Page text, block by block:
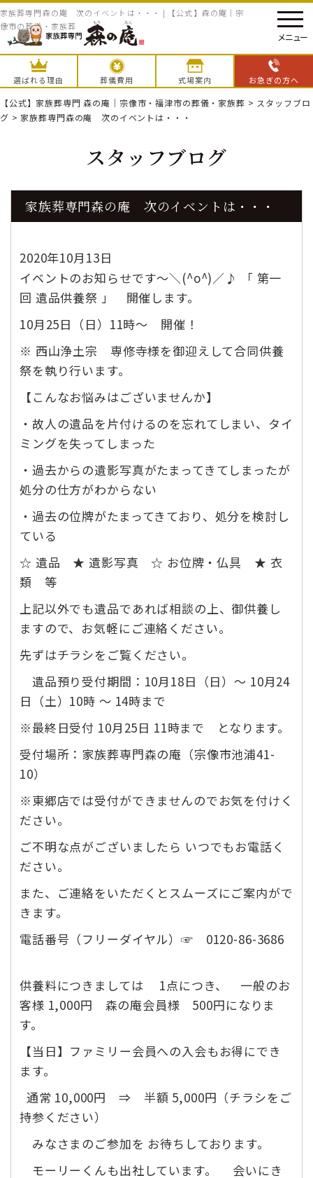
家族葬専門森の庵 次のイベントは・・・ | 【公式】森の庵｜宗
像市の葬儀・家族葬
選ばれる理由 葬儀費用 式場案内 お急ぎの方へ
メニュー
【公式】家族葬専門 森の庵｜宗像市・福津市の葬儀・家族葬 > スタッフブロ
グ > 家族葬専門森の庵 次のイベントは・・・
スタッフブログ
家族葬専門森の庵 次のイベントは・・・
2020年10月13日
イベントのお知らせです～＼(^o^)／♪ 「 第一
回 遺品供養祭 」 開催します。
10月25日（日）11時～ 開催！
※ 西山浄土宗 専修寺様を御迎えして合同供養
祭を執り行います。
【こんなお悩みはございませんか】
・故人の遺品を片付けるのを忘れてしまい、タイ
ミングを失ってしまった
・過去からの遺影写真がたまってきてしまったが
処分の仕方がわからない
・過去の位牌がたまってきており、処分を検討し
ている
☆ 遺品 ★ 遺影写真 ☆ お位牌・仏具 ★ 衣
類 等
上記以外でも遺品であれば相談の上、御供養し
ますので、お気軽にご連絡ください。
先ずはチラシをご覧ください。
遺品預り受付期間：10月18日（日）～ 10月24
日（土）10時 ～ 14時まで
※最終日受付 10月25日 11時まで となります。
受付場所：家族葬専門森の庵（宗像市池浦41-
10）
※東郷店では受付ができませんのでお気を付けく
ださい。
ご不明な点がございましたら いつでもお電話く
ださい。
また、ご連絡をいただくとスムーズにご案内がで
きます。
電話番号（フリーダイヤル）☞ 0120-86-3686
供養料につきましては 1点につき、 一般のお
客様 1,000円 森の庵会員様 500円になりま
す。
【当日】ファミリー会員への入会もお得にでき
ます。
通常 10,000円 ⇒ 半額 5,000円（チラシをご
持参ください）
みなさまのご参加を お待ちしております。
モーリーくんも出社しています。 会いにき